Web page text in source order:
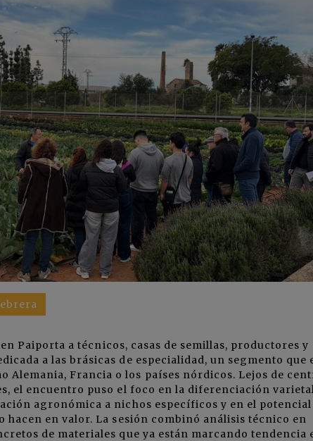
Paiporta a técnicos, casas de semillas, productores y
a las brásicas de especialidad, un segmento que
Alemania, Francia o los países nórdicos. Lejos de
el encuentro puso el foco en la diferenciación
agronómica a nichos específicos y en el potencial
en valor. La sesión combinó análisis técnico en
de materiales que ya están marcando tendencia